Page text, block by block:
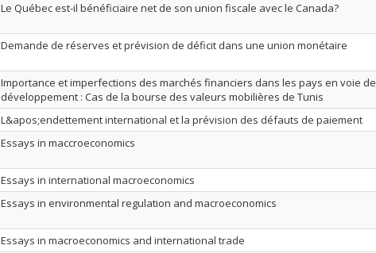
Le Québec est-il bénéficiaire net de son union fiscale avec le Canada?
Demande de réserves et prévision de déficit dans une union monétaire
Importance et imperfections des marchés financiers dans les pays en voie de
développement : Cas de la bourse des valeurs mobilières de Tunis
L&apos;endettement international et la prévision des défauts de paiement
Essays in maccroeconomics
Essays in international macroeconomics
Essays in environmental regulation and macroeconomics
Essays in macroeconomics and international trade